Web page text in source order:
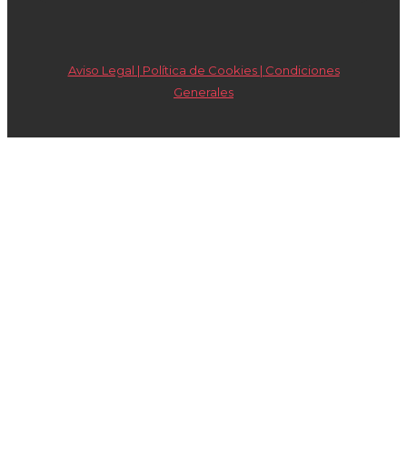
Aviso Legal | Política de Cookies | Condiciones
Generales